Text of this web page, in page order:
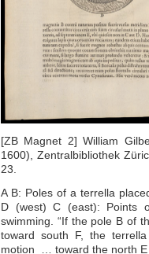
[ZB Magnet 2] William
1600), Zentralbibliothek
23.
A B: Poles of a terrella
D (west) C (east): Points
swimming. “If the pole B of
toward south F, the
motion … toward the north E